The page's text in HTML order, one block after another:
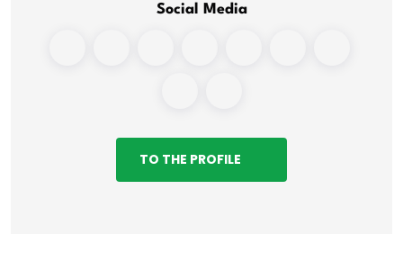
Social Media
TO THE PROFILE